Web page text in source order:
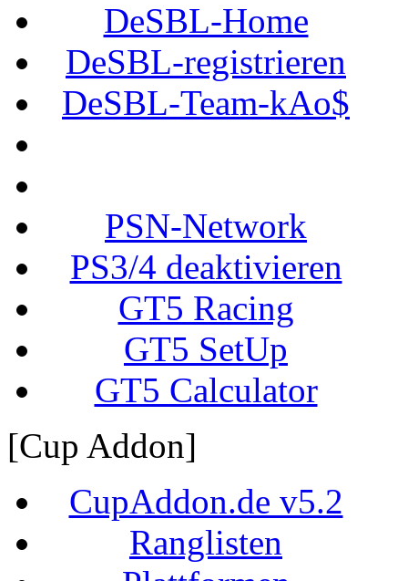
DeSBL-Home
DeSBL-registrieren
DeSBL-Team-kAo$
PSN-Network
PS3/4 deaktivieren
GT5 Racing
GT5 SetUp
GT5 Calculator
[Cup Addon]
CupAddon.de v5.2
Ranglisten